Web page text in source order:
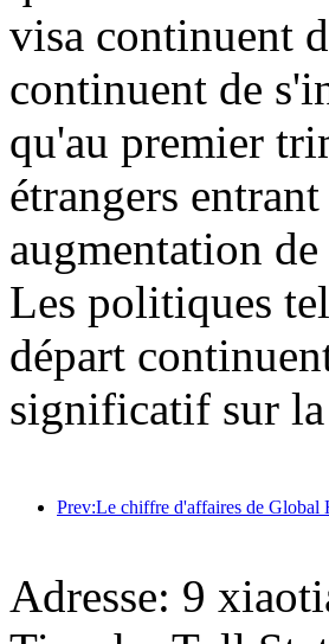
visa continuent
continuent de
qu'au premier
étrangers
augmentation
Les politiques
départ
significatif sur
Adresse: 9